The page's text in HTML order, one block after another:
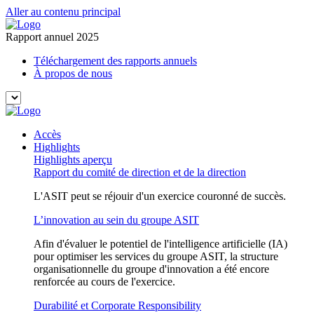
Aller au contenu principal
Rapport annuel 2025
Téléchargement des rapports annuels
À propos de nous
Accès
Highlights
Highlights aperçu
Rapport du comité de direction et de la direction
L'ASIT peut se réjouir d'un exercice couronné de succès.
L’innovation au sein du groupe ASIT
Afin d'évaluer le potentiel de l'intelligence artificielle (IA)
pour optimiser les services du groupe ASIT, la structure
organisationnelle du groupe d'innovation a été encore
renforcée au cours de l'exercice.
Durabilité et Corporate Responsibility